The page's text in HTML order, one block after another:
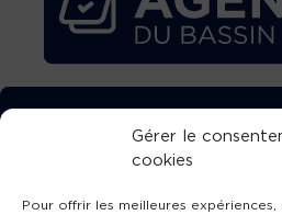
Gérer le
cookies
Pour offrir les meilleures expériences,
TÉLÉCHARGEZ